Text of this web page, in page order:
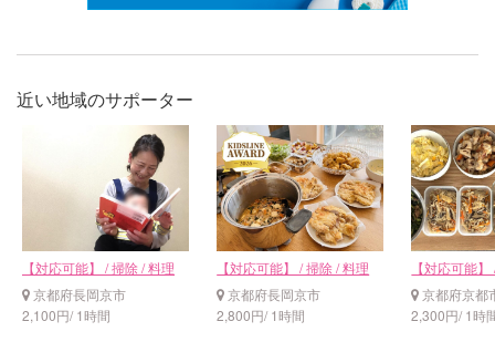
近い地域のサポーター
【対応可能】 / 掃除 / 料理
京都府長岡京市
2,100円/ 1時間
【対応可能】 / 掃除 / 料理
京都府長岡京市
2,800円/ 1時間
【対応可能
京都府京都
2,300円/ 1時